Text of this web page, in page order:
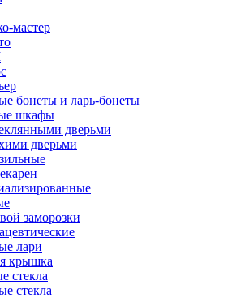
мастер
бонеты и ларь-бонеты
шкафы
дверьми
дверьми
заморозки
лари
крышка
стекла
стекла